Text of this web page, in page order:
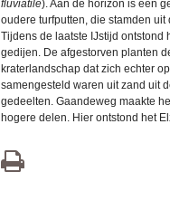
fluviatile). Aan de horizon is een
oudere turfputten, die stamden
Tijdens de laatste IJstijd
gedijen. De afgestorven planten
kraterlandschap dat zich echter
samengesteld waren uit zand uit
gedeelten. Gaandeweg maakte
hogere delen. Hier ontstond het